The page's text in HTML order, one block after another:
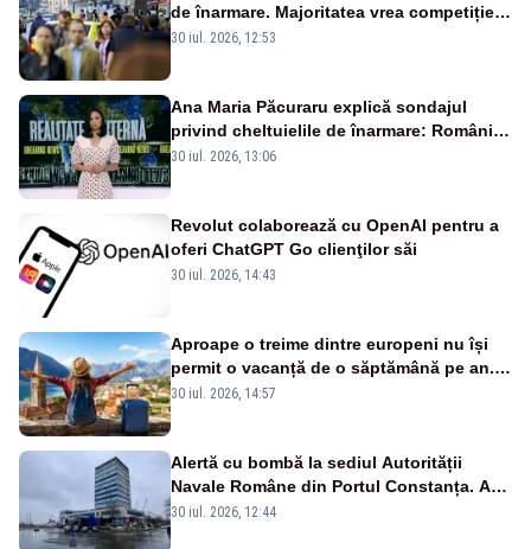
de înarmare. Majoritatea vrea competiție
reală și industrie locală – SONDAJ
30 iul. 2026, 12:53
Ana Maria Păcuraru explică sondajul
privind cheltuielile de înarmare: Românii
cer transparență în achiziții și un echilibru
30 iul. 2026, 13:06
Revolut colaborează cu OpenAI pentru a
oferi ChatGPT Go clienţilor săi
30 iul. 2026, 14:43
Aproape o treime dintre europeni nu își
permit o vacanță de o săptămână pe an.
România, pe primul loc în UE
30 iul. 2026, 14:57
Alertă cu bombă la sediul Autorității
Navale Române din Portul Constanța. A
doua amenințare în doar 24 de ore
30 iul. 2026, 12:44